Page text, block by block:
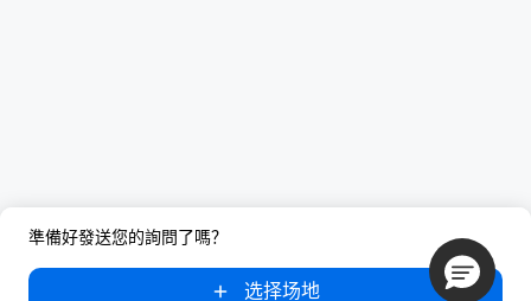
準備好發送您的詢問了嗎？
选择场地